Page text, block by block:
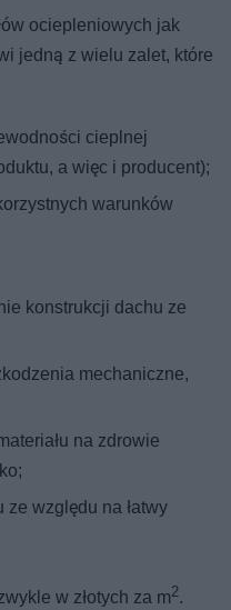
ociepleniowych jak
jedną z wielu zalet, które
cieplnej
a więc i producent);
warunków
konstrukcji dachu ze
mechaniczne,
na zdrowie
względu na łatwy
w złotych za m2.